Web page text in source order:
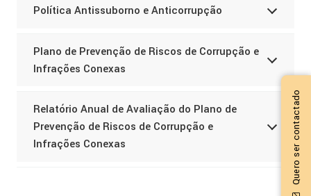
Política Antissuborno e Anticorrupção
Plano de Prevenção de Riscos de Corrupção e
Infrações Conexas
Relatório Anual de Avaliação do Plano de
Prevenção de Riscos de Corrupção e
Infrações Conexas
Quero ser contactado